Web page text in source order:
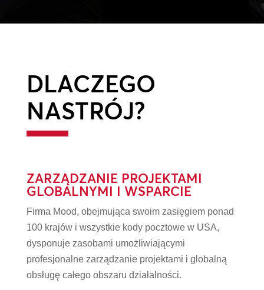
DLACZEGO
NASTRÓJ?
ZARZĄDZANIE PROJEKTAMI
GLOBALNYMI I WSPARCIE
Firma Mood, obejmująca swoim zasięgiem ponad
100 krajów i wszystkie kody pocztowe w USA,
dysponuje zasobami umożliwiającymi
profesjonalne zarządzanie projektami i globalną
obsługę całego obszaru działalności.